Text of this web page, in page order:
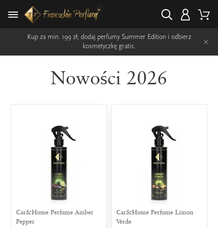
Kup za min. 199 zł, dodaj perfumy Summer Edition i odbierz
kosmetyczkę gratis.
×
Nowości 2026
Car&Home Perfume Amber
Pepper
Car&Home Perfume Limon
Verde